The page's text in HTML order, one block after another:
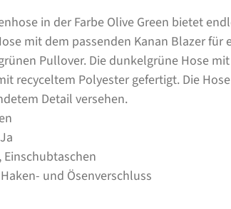
in der Farbe Olive Green bietet
mit dem passenden Kanan Blazer
Pullover. Die dunkelgrüne Hose
recyceltem Polyester gefertigt. Die
Detail versehen.
Ja
Einschubtaschen
und Ösenverschluss